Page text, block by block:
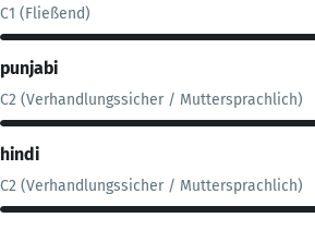
C1 (Fließend)
punjabi
C2 (Verhandlungssicher / Muttersprachlich)
hindi
C2 (Verhandlungssicher / Muttersprachlich)